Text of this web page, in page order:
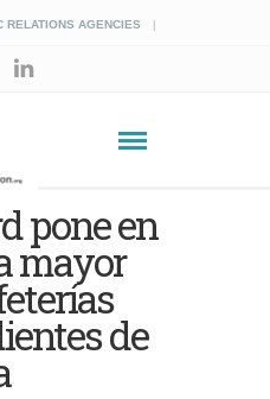
RELATIONS AGENCIES
pone en
mayor
de